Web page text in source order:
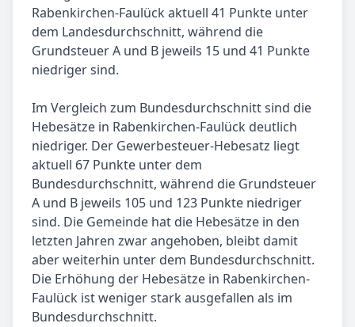
Rabenkirchen-Faulück aktuell 41 Punkte unter
dem Landesdurchschnitt, während die
Grundsteuer A und B jeweils 15 und 41 Punkte
niedriger sind.
Im Vergleich zum Bundesdurchschnitt sind die
Hebesätze in Rabenkirchen-Faulück deutlich
niedriger. Der Gewerbesteuer-Hebesatz liegt
aktuell 67 Punkte unter dem
Bundesdurchschnitt, während die Grundsteuer
A und B jeweils 105 und 123 Punkte niedriger
sind. Die Gemeinde hat die Hebesätze in den
letzten Jahren zwar angehoben, bleibt damit
aber weiterhin unter dem Bundesdurchschnitt.
Die Erhöhung der Hebesätze in Rabenkirchen-
Faulück ist weniger stark ausgefallen als im
Bundesdurchschnitt.